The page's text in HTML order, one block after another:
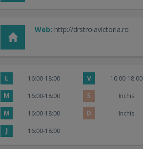
Web: http://drstroiavictoria.ro
L 16:00-18:00 V 16:00-18:00
M 16:00-18:00 S Inchis
M 16:00-18:00 D Inchis
J 16:00-18:00